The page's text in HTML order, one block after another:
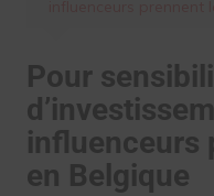
Pour
influenceurs
en Belgique